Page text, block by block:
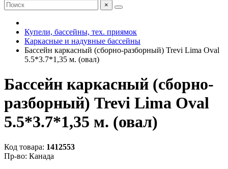
×
Купели, бассейны, тех. приямок
Каркасные и надувные бассейны
Бассейн каркасный (сборно-разборный) Trevi Lima Oval
5.5*3.7*1,35 м. (овал)
Бассейн каркасный (сборно-
разборный) Trevi Lima Oval
5.5*3.7*1,35 м. (овал)
Код товара: 1412553
Пр-во: Канада